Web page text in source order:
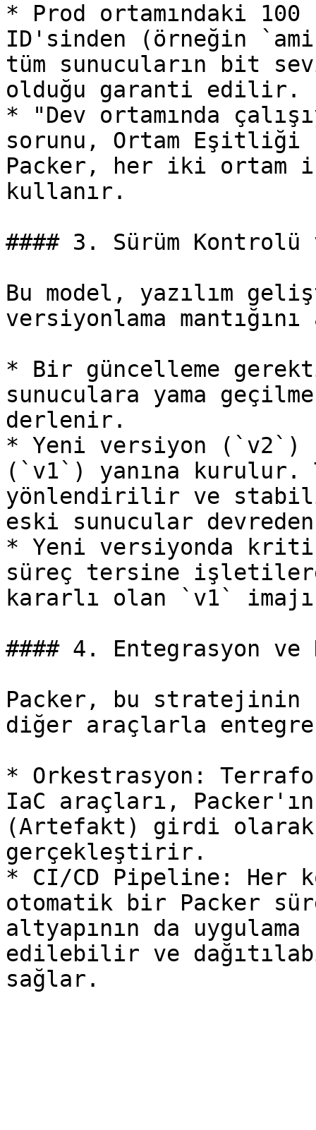
* Prod ortamındaki 100
ID'sinden (örneğin
tüm sunucuların bit
olduğu garanti edilir.
* "Dev ortamında
sorunu, Ortam
Packer, her iki ortam
kullanır.
#### 3. Sürüm
Bu model, yazılım
versiyonlama
* Bir güncelleme
sunuculara yama
derlenir.
* Yeni versiyon (`v2`)
(`v1`) yanına kurulur.
yönlendirilir ve
eski sunucular
* Yeni versiyonda
süreç tersine
kararlı olan `v1`
#### 4. Entegrasyon ve
Packer, bu stratejinin
diğer araçlarla
* Orkestrasyon:
IaC araçları,
(Artefakt) girdi olarak
gerçekleştirir.
* CI/CD Pipeline: Her
otomatik bir Packer
altyapının da
edilebilir ve